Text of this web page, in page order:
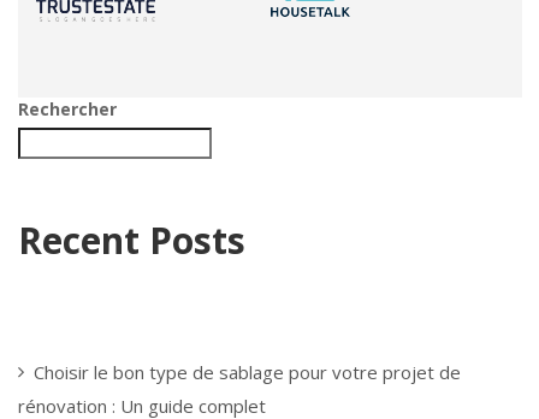
Rechercher
Recent Posts
Choisir le bon type de sablage pour votre projet de
rénovation : Un guide complet